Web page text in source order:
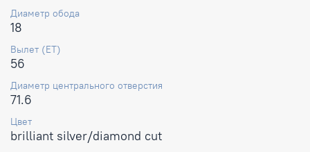
Диаметр обода
18
Вылет (ET)
56
Диаметр центрального отверстия
71.6
Цвет
brilliant silver/diamond cut